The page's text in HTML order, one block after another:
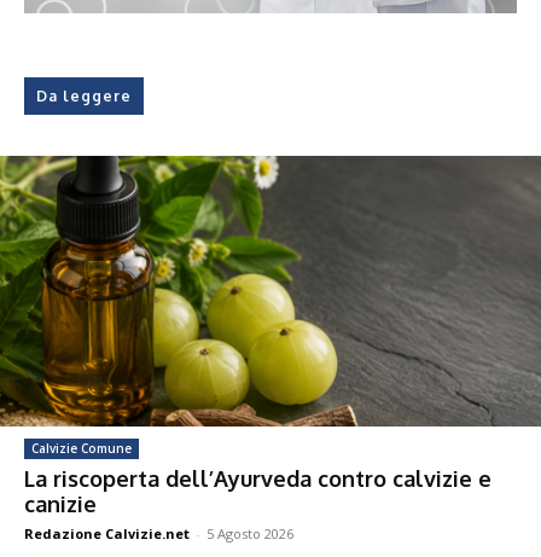
Da leggere
Calvizie Comune
La riscoperta dell’Ayurveda contro calvizie e
canizie
Redazione Calvizie.net - 5 Agosto 2026